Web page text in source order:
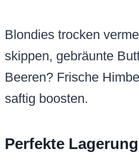
Nährwerte und
Stück White
Nährwert
Fett